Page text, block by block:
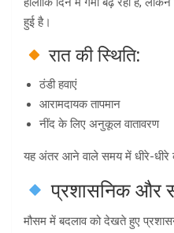
हुई है।
रात की स्थिति:
ठंडी हवाएं
आरामदायक तापमान
नींद के लिए अनुकूल वातावरण
यह अंतर आने वाले समय में धीरे-धीरे
प्रशासनिक और
मौसम में बदलाव को देखते हुए